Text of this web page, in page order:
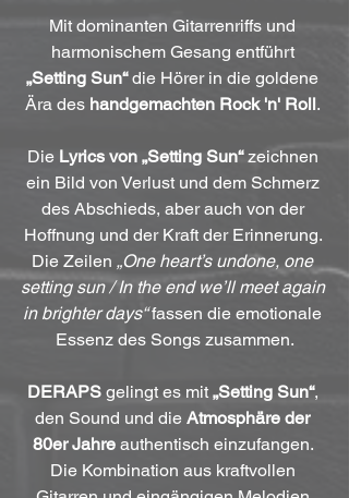
Mit dominanten Gitarrenriffs und
harmonischem Gesang entführt
„Setting Sun“ die Hörer in die goldene
Ära des handgemachten Rock 'n' Roll.
Die Lyrics von „Setting Sun“ zeichnen
ein Bild von Verlust und dem Schmerz
des Abschieds, aber auch von der
Hoffnung und der Kraft der Erinnerung.
Die Zeilen „One heart’s undone, one
setting sun / In the end we’ll meet again
in brighter days“ fassen die emotionale
Essenz des Songs zusammen.
DERAPS gelingt es mit „Setting Sun“,
den Sound und die Atmosphäre der
80er Jahre authentisch einzufangen.
Die Kombination aus kraftvollen